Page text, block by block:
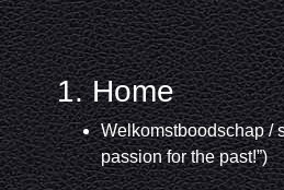
1. Home
Welkomstboodschap /
passion for the past!”)